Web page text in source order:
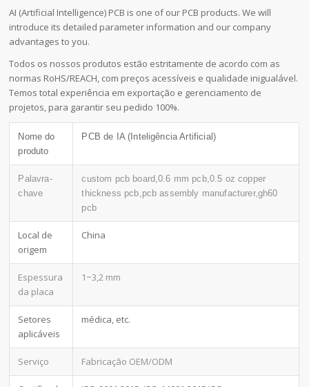
AI (Artificial Intelligence) PCB is one of our PCB products. We will
introduce its detailed parameter information and our company
advantages to you.
Todos os nossos produtos estão estritamente de acordo com as
normas RoHS/REACH, com preços acessíveis e qualidade inigualável.
Temos total experiência em exportação e gerenciamento de
projetos, para garantir seu pedido 100%.
Nome do
produto
PCB de IA (Inteligência Artificial)
Palavra-
chave
custom pcb board,0.6 mm pcb,0.5 oz copper
thickness pcb,pcb assembly manufacturer,gh60
pcb
Local de
origem
China
Espessura
da placa
1~3,2 mm
Setores
aplicáveis
médica, etc.
Serviço Fabricação OEM/ODM